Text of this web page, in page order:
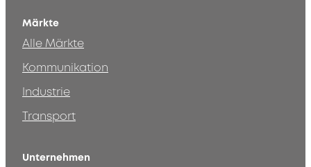
Märkte
Alle Märkte
Kommunikation
Industrie
Transport
Unternehmen